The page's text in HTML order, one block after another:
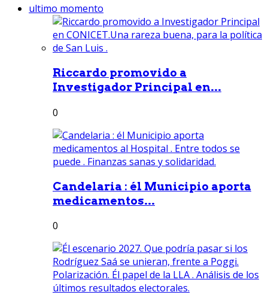
ultimo momento
Riccardo promovido a
Investigador Principal en...
0
Candelaria : él Municipio aporta
medicamentos...
0